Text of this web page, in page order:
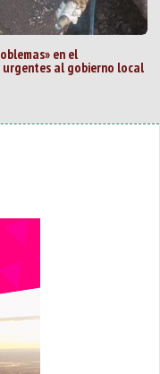
en el
al gobierno local